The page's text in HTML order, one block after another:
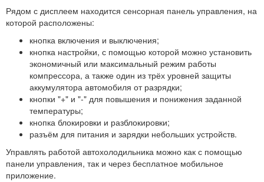
Рядом с дисплеем находится сенсорная панель управления, на
которой расположены:
кнопка включения и выключения;
кнопка настройки, с помощью которой можно установить
экономичный или максимальный режим работы
компрессора, а также один из трёх уровней защиты
аккумулятора автомобиля от разрядки;
кнопки "+" и "-" для повышения и понижения заданной
температуры;
кнопка блокировки и разблокировки;
разъём для питания и зарядки небольших устройств.
Управлять работой автохолодильника можно как с помощью
панели управления, так и через бесплатное мобильное
приложение.